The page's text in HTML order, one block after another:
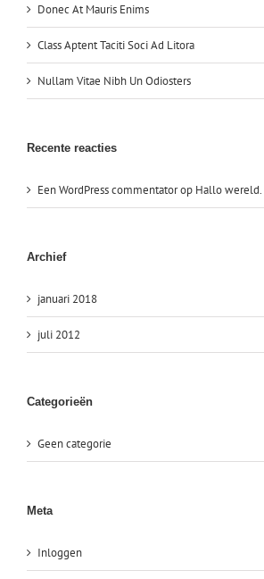
Donec At Mauris Enims
Class Aptent Taciti Soci Ad Litora
Nullam Vitae Nibh Un Odiosters
Recente reacties
Een WordPress commentatorop Hallo wereld.
Archief
januari 2018
juli 2012
Categorieën
Geen categorie
Meta
Inloggen